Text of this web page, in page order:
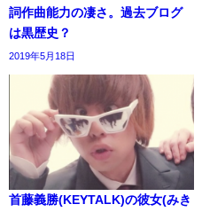
詞作曲能力の凄さ。過去ブログ
は黒歴史？
2019年5月18日
首藤義勝(KEYTALK)の彼女(みき